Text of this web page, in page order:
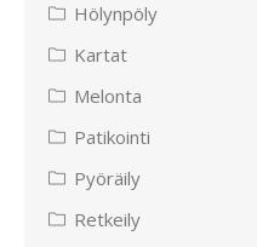
Hölynpöly
Kartat
Melonta
Patikointi
Pyöräily
Retkeily